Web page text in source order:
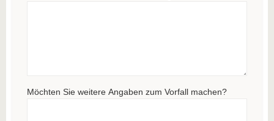
Möchten Sie weitere Angaben zum Vorfall machen?